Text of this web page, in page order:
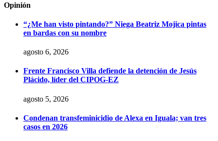
Opinión
“¿Me han visto pintando?” Niega Beatriz Mojica pintas
en bardas con su nombre
agosto 6, 2026
Frente Francisco Villa defiende la detención de Jesús
Plácido, líder del CIPOG-EZ
agosto 5, 2026
Condenan transfeminicidio de Alexa en Iguala; van tres
casos en 2026